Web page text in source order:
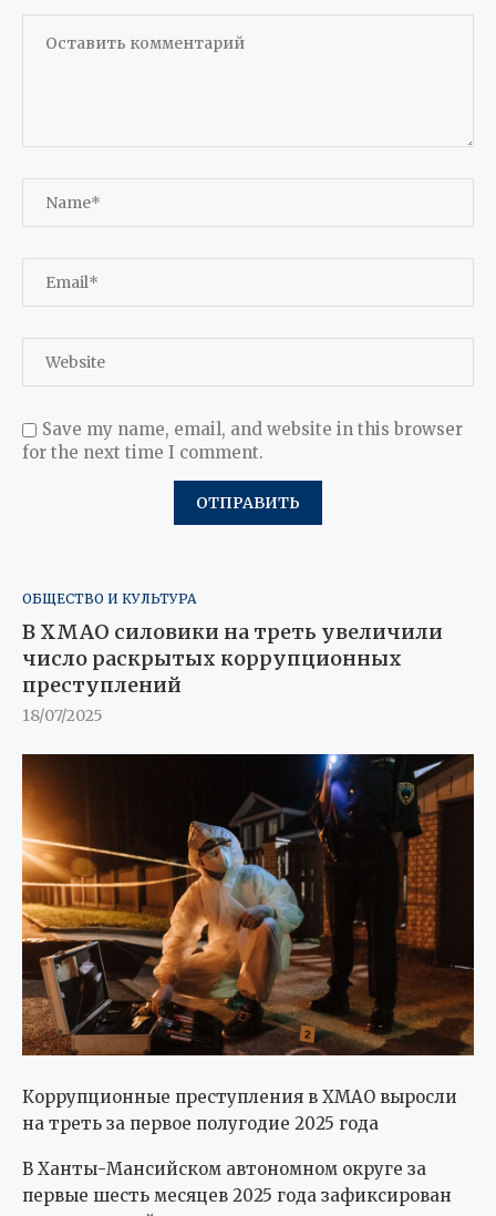
Save my name, email, and website in this browser
for the next time I comment.
ОБЩЕСТВО И КУЛЬТУРА
В ХМАО силовики на треть увеличили
число раскрытых коррупционных
преступлений
18/07/2025
Коррупционные преступления в ХМАО выросли
на треть за первое полугодие 2025 года
В Ханты-Мансийском автономном округе за
первые шесть месяцев 2025 года зафиксирован